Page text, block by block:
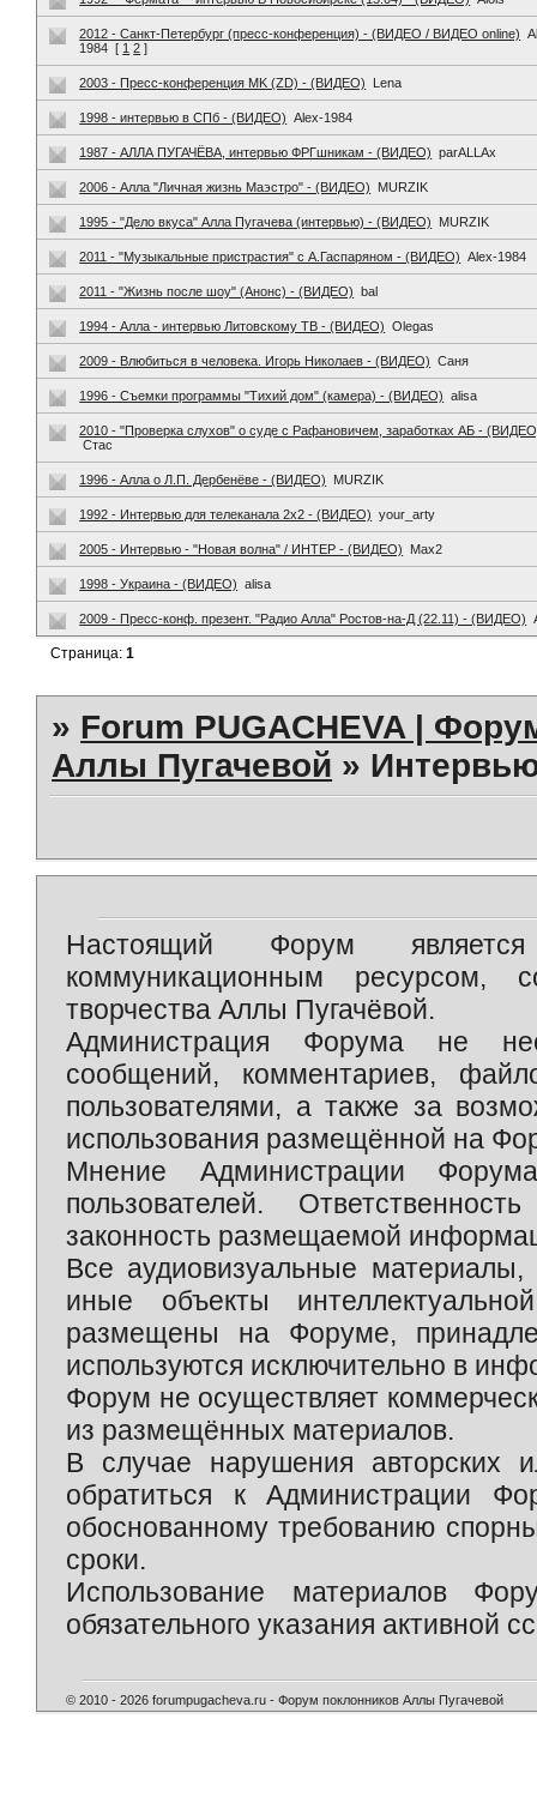
2012 - Санкт-Петербург (пресс-конференция) - (ВИДЕО / ВИДЕО online)
1984 [ 1 2 ]
2003 - Пресс-конференция MK (ZD) - (ВИДЕО) Lena
1998 - интервью в СПб - (ВИДЕО) Alex-1984
1987 - АЛЛА ПУГАЧЁВА, интервью ФРГшникам - (ВИДЕО) parALLAx
2006 - Алла "Личная жизнь Маэстро" - (ВИДЕО) MURZIK
1995 - "Дело вкуса" Алла Пугачева (интервью) - (ВИДЕО) MURZIK
2011 - "Музыкальные пристрастия" с А.Гаспаряном - (ВИДЕО) Alex-1984
2011 - "Жизнь после шоу" (Анонс) - (ВИДЕО) bal
1994 - Алла - интервью Литовскому ТВ - (ВИДЕО) Olegas
2009 - Влюбиться в человека. Игорь Николаев - (ВИДЕО) Саня
1996 - Съемки программы "Тихий дом" (камера) - (ВИДЕО) alisa
2010 - "Проверка слухов" о суде с Рафановичем, заработках АБ -
Стас
1996 - Алла о Л.П. Дербенёве - (ВИДЕО) MURZIK
1992 - Интервью для телеканала 2x2 - (ВИДЕО) your_arty
2005 - Интервью - "Новая волна" / ИНТЕР - (ВИДЕО) Max2
1998 - Украина - (ВИДЕО) alisa
2009 - Пресс-конф. презент. "Радио Алла" Ростов-на-Д (22.11) - (ВИДЕО)
Страница:1
» Forum PUGACHEVA |
Аллы Пугачевой »
Настоящий Форум является
коммуникационным ресурсом,
творчества Аллы Пугачёвой.
Администрация Форума не
сообщений, комментариев,
пользователями, а также за
использования размещённой на
Мнение Администрации
пользователей.
законность размещаемой
Все аудиовизуальные
иные объекты
размещены на Форуме,
используются исключительно в
Форум не осуществляет
из размещённых материалов.
В случае нарушения авторских
обратиться к Администрации
обоснованному требованию
сроки.
Использование материалов
обязательного указания активной
© 2010 - 2026 forumpugacheva.ru - Форум поклонников Аллы Пугачевой